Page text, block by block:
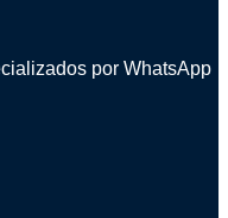
por WhatsApp